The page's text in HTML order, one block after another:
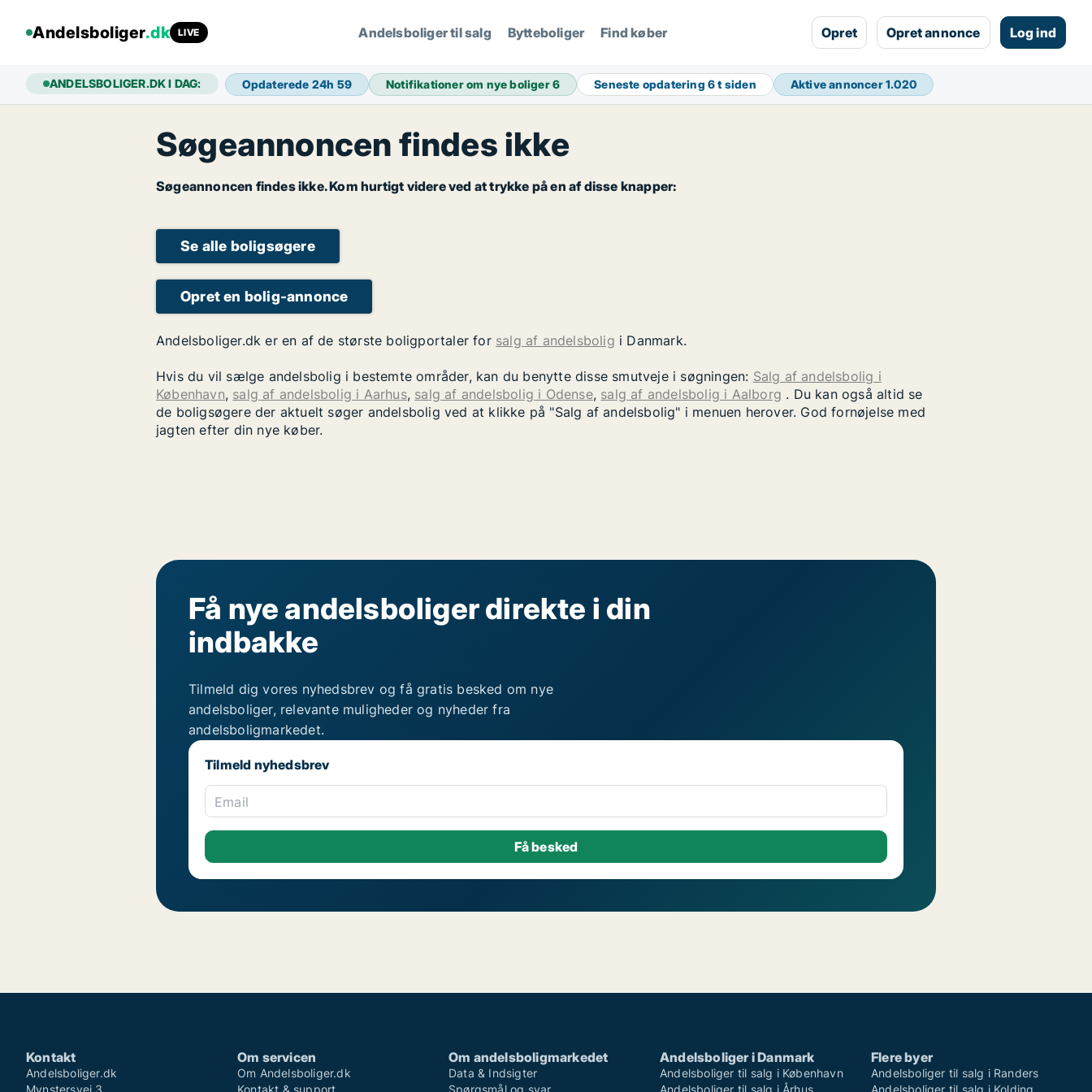
Andelsboliger.dk LIVE Andelsboliger til salg Bytteboliger Find køber Opret Opret annonce Log ind
ANDELSBOLIGER.DK I DAG: Opdaterede 24h 59 Notifikationer om nye boliger6 Seneste opdatering6 t siden Aktive annoncer1.020
Søgeannoncen findes ikke
Søgeannoncen findes ikke. Kom hurtigt videre ved at trykke på en af disse knapper:
Se alle boligsøgere
Opret en bolig-annonce
Andelsboliger.dk er en af de største boligportaler for salg af andelsbolig i Danmark.
Hvis du vil sælge andelsbolig i bestemte områder, kan du benytte disse smutveje i søgningen: Salg af andelsbolig i
København, salg af andelsbolig i Aarhus, salg af andelsbolig i Odense, salg af andelsbolig i Aalborg . Du kan også altid se
de boligsøgere der aktuelt søger andelsbolig ved at klikke på "Salg af andelsbolig" i menuen herover. God fornøjelse med
jagten efter din nye køber.
Få nye andelsboliger direkte i din
indbakke
Tilmeld dig vores nyhedsbrev og få gratis besked om nye
andelsboliger, relevante muligheder og nyheder fra
andelsboligmarkedet.
Tilmeld nyhedsbrev
Email
Kontakt
Andelsboliger.dk
Mynstersvej 3
Om servicen
Om Andelsboliger.dk
Kontakt & support
Om andelsboligmarkedet
Data & Indsigter
Spørgsmål og svar
Andelsboliger i Danmark
Andelsboliger til salg i København
Andelsboliger til salg i Århus
Flere byer
Andelsboliger til salg i Randers
Andelsboliger til salg i Kolding